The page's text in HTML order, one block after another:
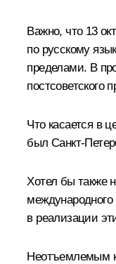
Важно, что 13
по русскому
пределами. В
Что касается в
был Санкт-
Хотел бы также
в реализации
Неотъемлемым